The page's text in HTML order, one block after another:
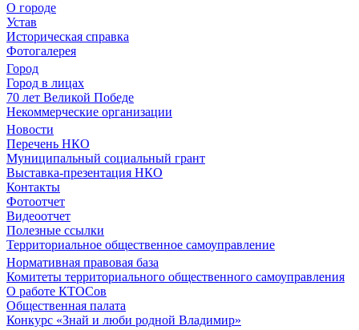
О городе
Устав
Историческая справка
Фотогалерея
Город
Город в лицах
70 лет Великой Победе
Некоммерческие организации
Новости
Перечень НКО
Муниципальный социальный грант
Выставка-презентация НКО
Контакты
Фотоотчет
Видеоотчет
Полезные ссылки
Территориальное общественное самоуправление
Нормативная правовая база
Комитеты территориального общественного самоуправления
О работе КТОСов
Общественная палата
Конкурс «Знай и люби родной Владимир»